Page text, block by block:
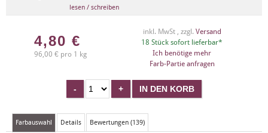
lesen / schreiben
4,80 €
96,00 € pro 1 kg
inkl. MwSt , zzgl. Versand
18 Stück sofort lieferbar*
Ich benötige mehr
Farb-Partie anfragen
Farbauswahl Details Bewertungen (139)